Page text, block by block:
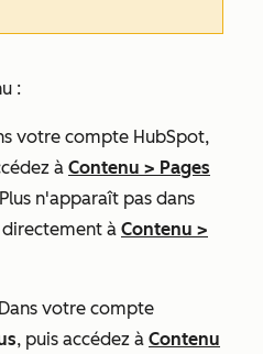
:
votre compte HubSpot,
à Contenu > Pages
Plus n'apparaît pas dans
à Contenu >
votre compte
, puis accédez à Contenu